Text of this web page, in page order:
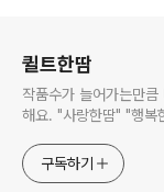
퀼트한땀
작품수가 늘어가는만
구독하기